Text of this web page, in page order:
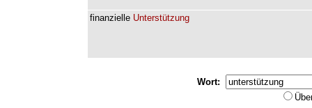
finanzielle Unterstützung
Wort: